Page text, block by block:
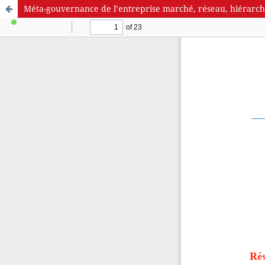
Méta-gouvernance de l’entreprise marché, réseau,